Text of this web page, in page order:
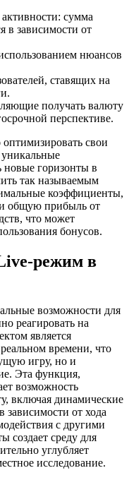
сумма
в зависимости от
нюансов
ставящих на
получать валюту
перспективе.
свои
новые горизонты в
так называемым
коэффициенты,
и общую прибыль от
что может
бонусов.
режим в
возможности для
реагировать на
является
времени, что
игру, но и
Эта функция,
возможность
включая динамические
от хода
с другими
создает среду для
углубляет
исследование.